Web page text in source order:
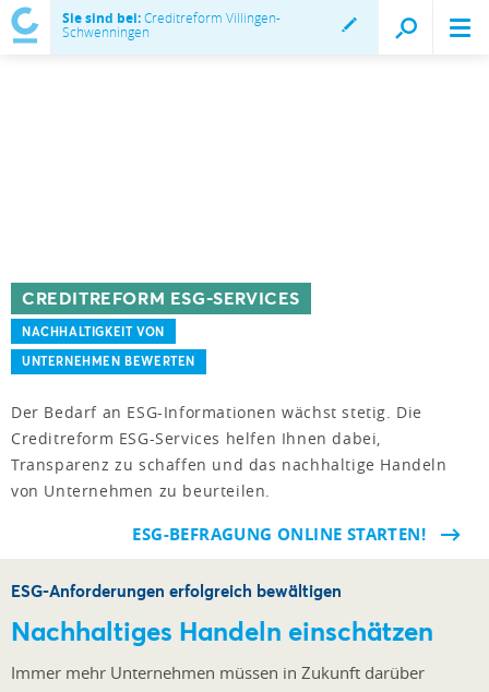
Sie sind bei:Creditreform Villingen-
Schwenningen
CREDITREFORM ESG-SERVICES
NACHHALTIGKEIT VON
UNTERNEHMEN BEWERTEN
Der Bedarf an ESG-Informationen wächst stetig. Die
Creditreform ESG-Services helfen Ihnen dabei,
Transparenz zu schaffen und das nachhaltige Handeln
von Unternehmen zu beurteilen.
ESG-BEFRAGUNG ONLINE STARTEN!
ESG-Anforderungen erfolgreich bewältigen
Nachhaltiges Handeln einschätzen
Immer mehr Unternehmen müssen in Zukunft darüber